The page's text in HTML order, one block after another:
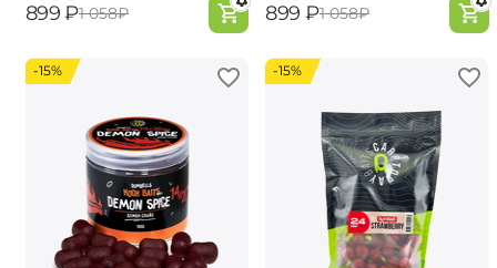
‍899‍ ₽‍1 058‍₽ ‍899‍ ₽‍1 058‍₽
-15% -15%